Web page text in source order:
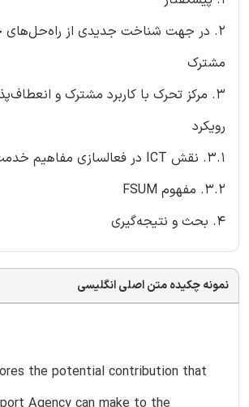
2. در جهت شناخت جدیدی از
مشترک
3. مرکز تحرک با کاربرد مشترک و
رویکرد
3.1. نقش ICT در فعالسازی مفاهیم خدمت نوآورانه
3.2. مفهوم FSUM
4. بحث و نتیجه‌گیری
نمونه چکیده متن اصلی انگلیسی
the potential contribution that